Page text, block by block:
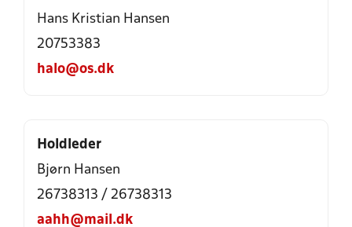
Hans Kristian Hansen
20753383
halo@os.dk
Holdleder
Bjørn Hansen
26738313 / 26738313
aahh@mail.dk